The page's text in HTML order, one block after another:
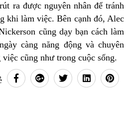
ra được nguyên nhân để tránh
khi làm việc. Bên cạnh đó, Alec
cũng dạy bạn cách làm
càng năng động và chuyên
cũng như trong cuộc sống.